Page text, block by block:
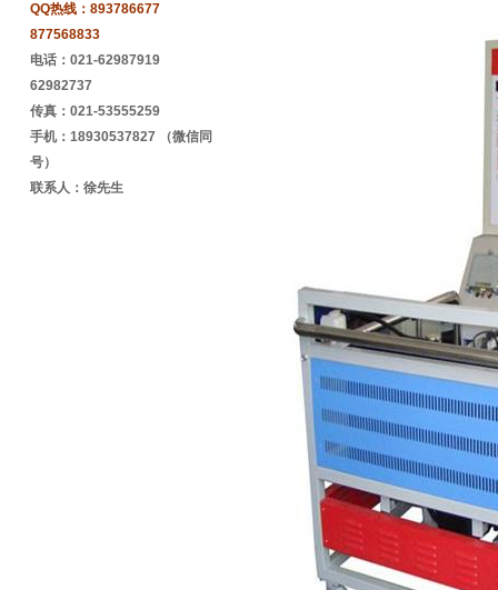
QQ热线： 893786677
877568833
电话：021-62987919
62982737
传真：021-53555259
手机：18930537827 （微信同
号）
联系人：徐先生